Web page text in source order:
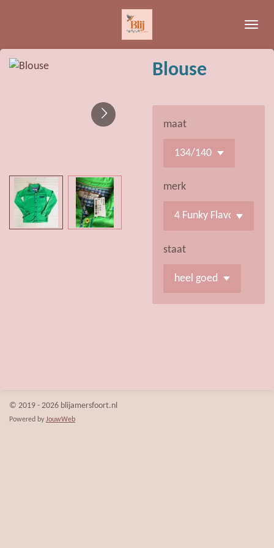
naar
de
Blouse
maat
merk
staat
© 2019 - 2026 blijamersfoort.nl
Powered by JouwWeb